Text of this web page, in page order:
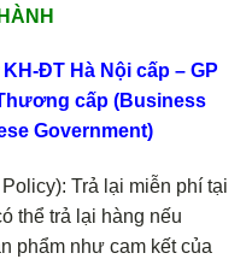
ĐT Hà Nội cấp – GP
cấp (Business
Government)
Trả lại miễn phí tại
thể trả lại hàng nếu
phẩm như cam kết của